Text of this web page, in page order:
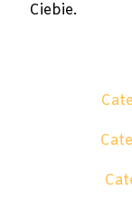
Ciebie.